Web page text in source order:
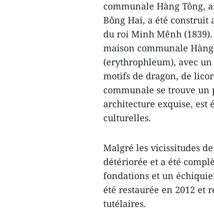
communale Hàng Tông,
Bông Hai, a été construit
du roi Minh Mênh
maison communale
(erythrophleum), avec
motifs de dragon, de
communale se trouve un
architecture exquise, est
culturelles.
Malgré les vicissitudes
détériorée et a été
fondations et un
été restaurée en 2012 et
tutélaires.